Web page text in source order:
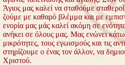
Άγιος μας καλεί να σταθούμε
ζούμε με καθαρό βλέμμα και με
ενορία μας μάς καλεί ακόμη σε
ανήκει σε όλους μας. Μας ενώνει
μικρότητες, τους εγωισμούς και τις
στηρίζουμε ο ένας τον άλλον, να
Χριστού.